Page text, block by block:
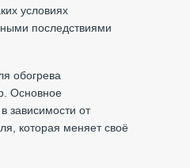
условиях
последствиями
обогрева
Основное
зависимости от
которая меняет своё